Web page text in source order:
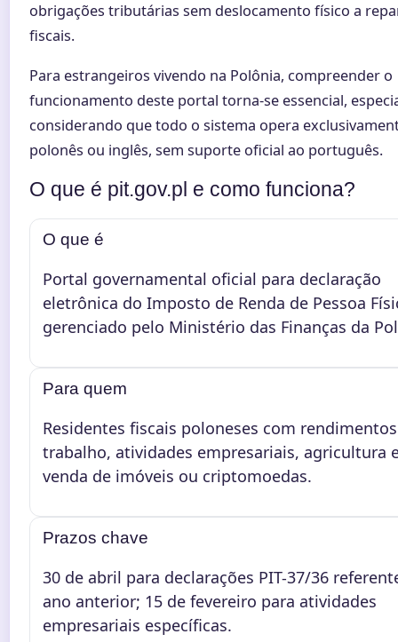
obrigações tributárias sem deslocamento físico a
fiscais.
Para estrangeiros vivendo na Polônia, compreender o
funcionamento deste portal torna-se essencial,
considerando que todo o sistema opera
polonês ou inglês, sem suporte oficial ao português.
O que é pit.gov.pl e como funciona?
O que é
Portal governamental oficial para declaração
eletrônica do Imposto de Renda de Pessoa
gerenciado pelo Ministério das Finanças da
Para quem
Residentes fiscais poloneses com
trabalho, atividades empresariais, agricultura
venda de imóveis ou criptomoedas.
Prazos chave
30 de abril para declarações PIT-37/36
ano anterior; 15 de fevereiro para atividades
empresariais específicas.